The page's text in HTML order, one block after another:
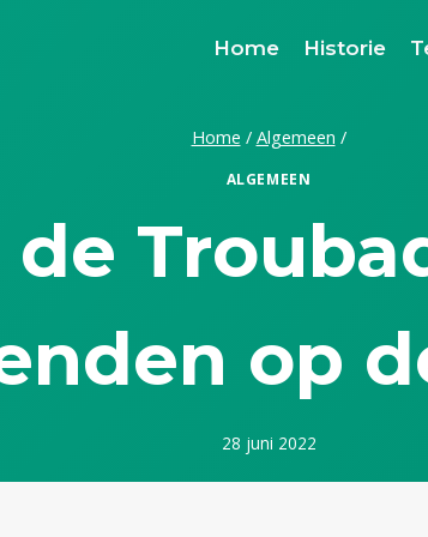
Home Historie
Home / Algemeen /
ALGEMEEN
de
op
28 juni 2022